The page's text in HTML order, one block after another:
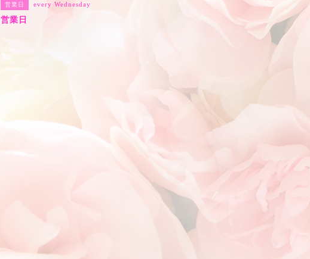
営業日 every Wednesday
営業日